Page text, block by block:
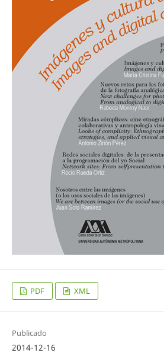
PDF XML
Publicado
2014-12-16